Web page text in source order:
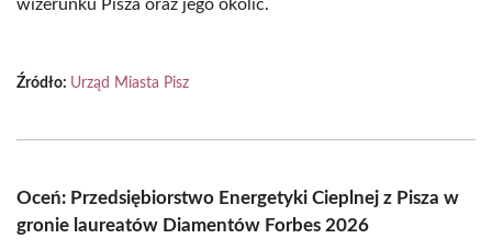
wizerunku Pisza oraz jego okolic.
Źródło: Urząd Miasta Pisz
Oceń: Przedsiębiorstwo Energetyki Cieplnej z Pisza w
gronie laureatów Diamentów Forbes 2026